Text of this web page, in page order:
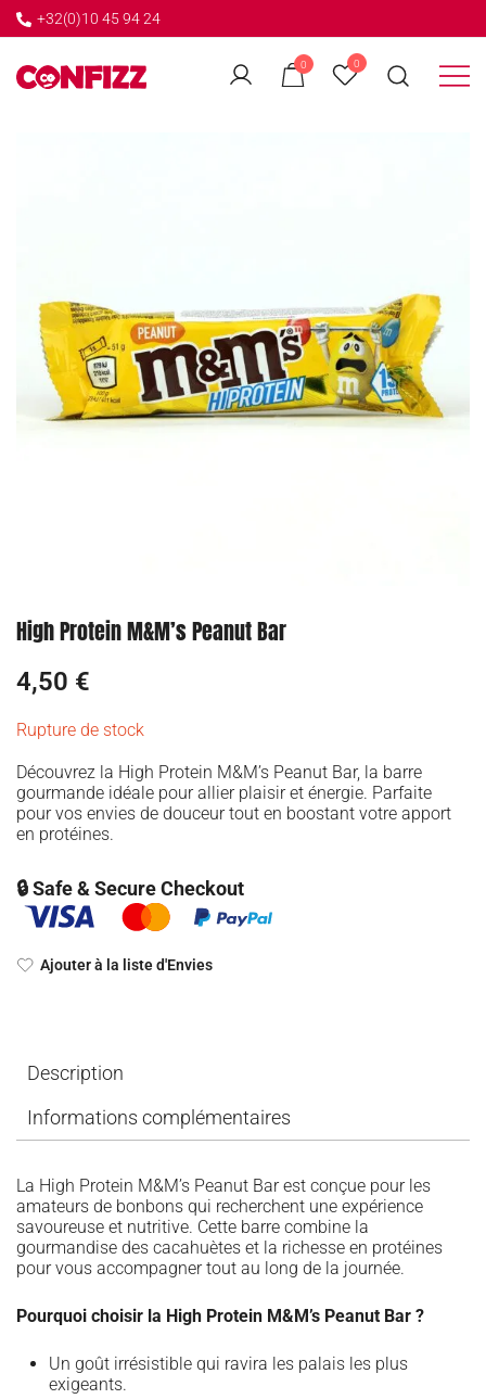
+32(0)10 45 94 24
0 0
← GO BACK
High Protein M&M’s Peanut Bar
4,50 €
Rupture de stock
Découvrez la High Protein M&M’s Peanut Bar, la barre
gourmande idéale pour allier plaisir et énergie. Parfaite
pour vos envies de douceur tout en boostant votre apport
en protéines.
🔒 Safe & Secure Checkout
Ajouter à la liste d'Envies
Description
Informations complémentaires
La High Protein M&M’s Peanut Bar est conçue pour les
amateurs de bonbons qui recherchent une expérience
savoureuse et nutritive. Cette barre combine la
gourmandise des cacahuètes et la richesse en protéines
pour vous accompagner tout au long de la journée.
Pourquoi choisir la High Protein M&M’s Peanut Bar ?
Un goût irrésistible qui ravira les palais les plus
exigeants.